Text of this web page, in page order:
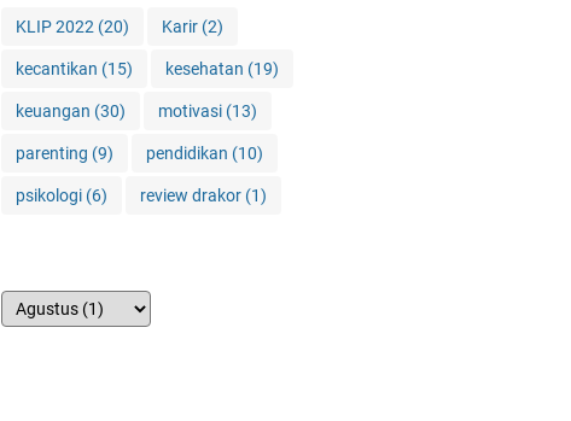
KLIP 2022 (20) Karir (2)
kecantikan (15) kesehatan (19)
keuangan (30) motivasi (13)
parenting (9) pendidikan (10)
psikologi (6) review drakor (1)